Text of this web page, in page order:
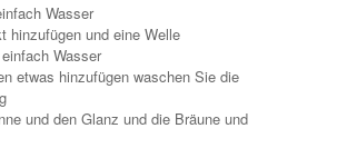
Wasser
hinzufügen und eine Welle
Wasser
etwas hinzufügen waschen Sie die
und den Glanz und die Bräune und